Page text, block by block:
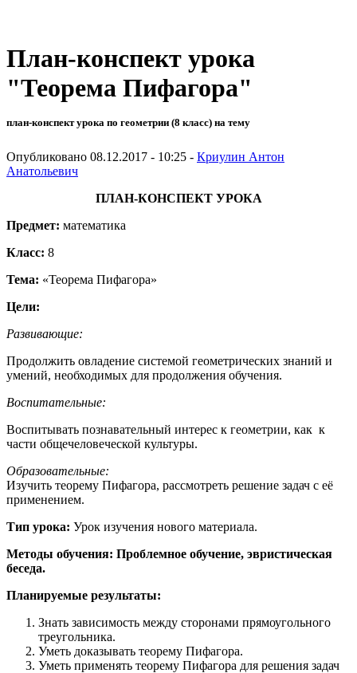
План-конспект урока
"Теорема Пифагора"
план-конспект урока по геометрии (8 класс) на тему
Опубликовано 08.12.2017 - 10:25 - Криулин Антон
Анатольевич
ПЛАН-КОНСПЕКТ УРОКА
Предмет: математика
Класс: 8
Тема: «Теорема Пифагора»
Цели:
Развивающие:
Продолжить овладение системой геометрических знаний и
умений, необходимых для продолжения обучения.
Воспитательные:
Воспитывать познавательный интерес к геометрии, как к
части общечеловеческой культуры.
Образовательные:
Изучить теорему Пифагора, рассмотреть решение задач с её
применением.
Тип урока: Урок изучения нового материала.
Методы обучения: Проблемное обучение, эвристическая
беседа.
Планируемые результаты:
Знать зависимость между сторонами прямоугольного
треугольника.
Уметь доказывать теорему Пифагора.
Уметь применять теорему Пифагора для решения задач